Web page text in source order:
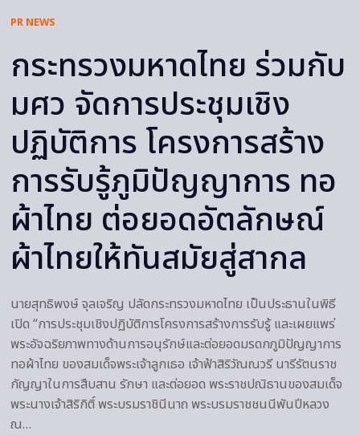
PR NEWS
กระทรวงมหาดไทย ร่วมกับ
มศว จัดการประชุมเชิง
ปฏิบัติการ โครงการสร้าง
การรับรู้ภูมิปัญญาการ ทอ
ผ้าไทย ต่อยอดอัตลักษณ์
ผ้าไทยให้ทันสมัยสู่สากล
​นายสุทธิพงษ์ จุลเจริญ ปลัดกระทรวงมหาดไทย เป็นประธานในพิธี
เปิด “การประชุมเชิงปฏิบัติการโครงการสร้างการรับรู้ และเผยแพร่
พระอัจฉริยภาพทางด้านการอนุรักษ์และต่อยอดมรดกภูมิปัญญาการ
ทอผ้าไทย ของสมเด็จพระเจ้าลูกเธอ เจ้าฟ้าสิริวัณณวรี นารีรัตนราช
กัญญาในการสืบสาน รักษา และต่อยอด พระราชปณิธานของสมเด็จ
พระนางเจ้าสิริกิติ์ พระบรมราชินีนาถ พระบรมราชชนนีพันปีหลวง
ณ…